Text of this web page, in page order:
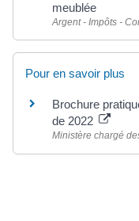
meublée
Argent - Impôts -
Pour en savoir plus
Brochure
de 2022
Ministère chargé